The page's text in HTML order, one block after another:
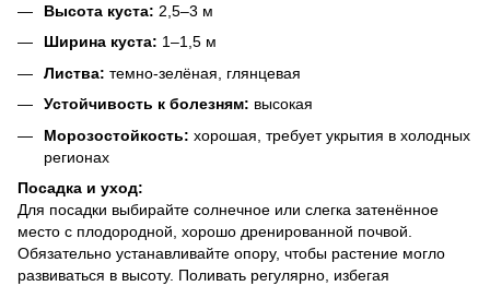
Высота куста: 2,5–3 м
Ширина куста: 1–1,5 м
Листва: темно-зелёная, глянцевая
Устойчивость к болезням: высокая
Морозостойкость: хорошая, требует укрытия в холодных
регионах
Посадка и уход:
Для посадки выбирайте солнечное или слегка затенённое
место с плодородной, хорошо дренированной почвой.
Обязательно устанавливайте опору, чтобы растение могло
развиваться в высоту. Поливать регулярно, избегая